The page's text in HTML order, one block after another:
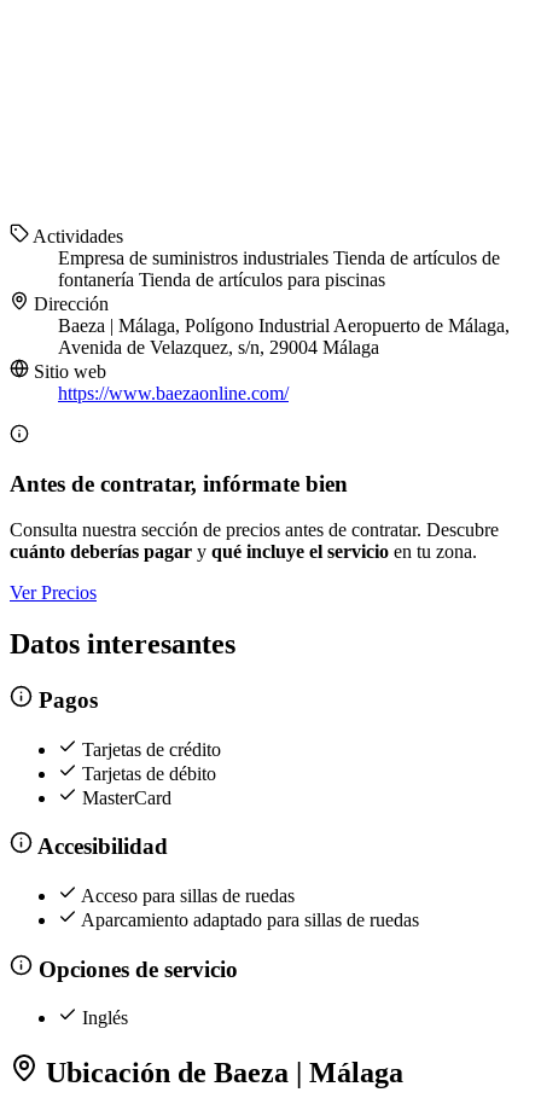
Actividades
Empresa de suministros industriales Tienda de artículos de
fontanería Tienda de artículos para piscinas
Dirección
Baeza | Málaga, Polígono Industrial Aeropuerto de Málaga,
Avenida de Velazquez, s/n, 29004 Málaga
Sitio web
https://www.baezaonline.com/
Antes de contratar, infórmate bien
Consulta nuestra sección de precios antes de contratar. Descubre
cuánto deberías pagar y qué incluye el servicio en tu zona.
Ver Precios
Datos interesantes
Pagos
Tarjetas de crédito
Tarjetas de débito
MasterCard
Accesibilidad
Acceso para sillas de ruedas
Aparcamiento adaptado para sillas de ruedas
Opciones de servicio
Inglés
Ubicación de Baeza | Málaga